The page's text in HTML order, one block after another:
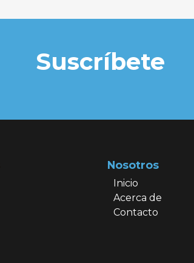
Suscríbete
Nosotros
Inicio
Acerca de
Contacto